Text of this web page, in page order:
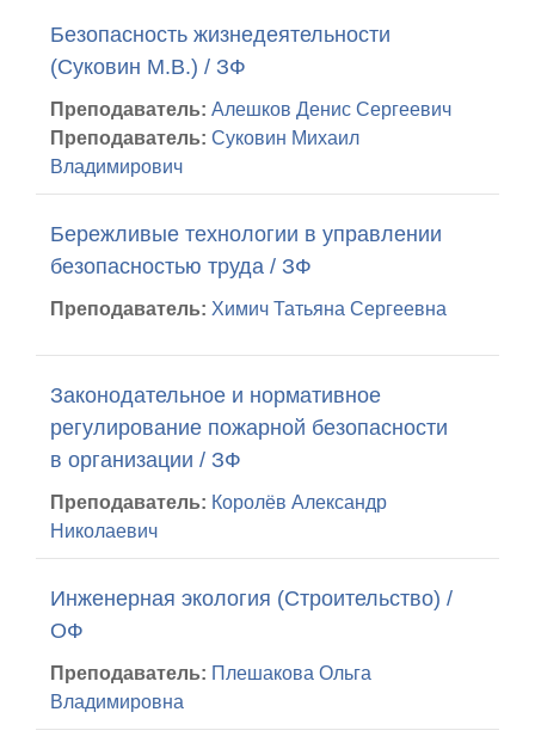
Безопасность жизнедеятельности
(Суковин М.В.) / ЗФ
Преподаватель: Алешков Денис Сергеевич
Преподаватель: Суковин Михаил
Владимирович
Бережливые технологии в управлении
безопасностью труда / ЗФ
Преподаватель: Химич Татьяна Сергеевна
Законодательное и нормативное
регулирование пожарной безопасности
в организации / ЗФ
Преподаватель: Королёв Александр
Николаевич
Инженерная экология (Строительство) /
ОФ
Преподаватель: Плешакова Ольга
Владимировна